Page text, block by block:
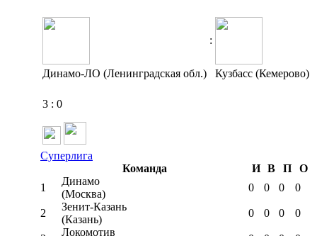
:
Динамо-ЛО (Ленинградская обл.) Кузбасс (Кемерово)
3 : 0
Суперлига
Команда
И В П
О
1
Динамо
(Москва)
0 0 0 0
2
Зенит-Казань
(Казань)
0 0 0 0
Локомотив